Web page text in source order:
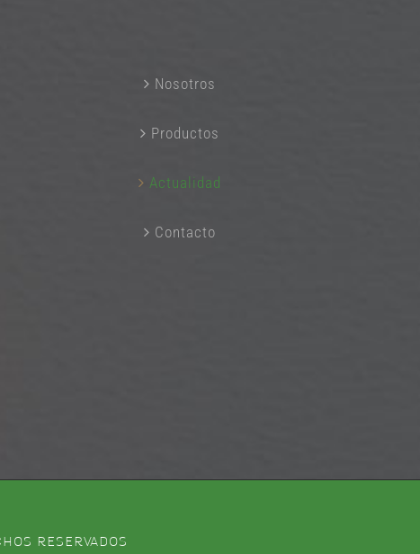
Nosotros
Productos
Actualidad
Contacto
RESERVADOS